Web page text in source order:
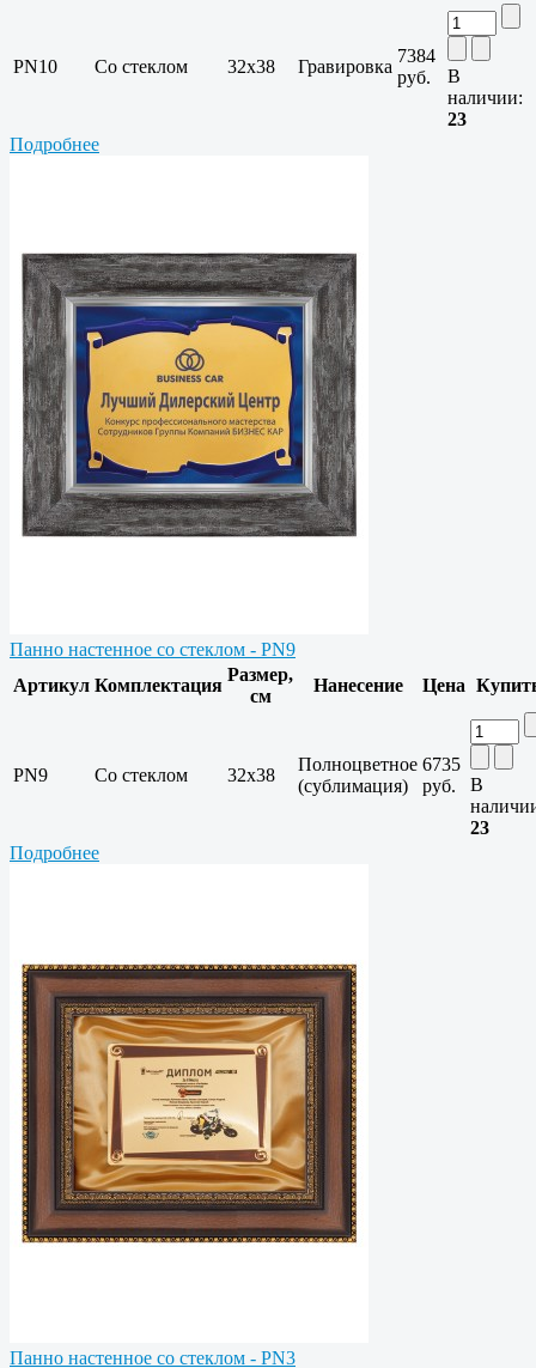
PN10 Со стеклом 32х38 Гравировка
7384
руб.
В
наличии:
23
Подробнее
Панно настенное со стеклом - PN9
Артикул Комплектация
Размер,
см
Нанесение Цена
PN9 Со стеклом 32х38
Полноцветное
(сублимация)
6735
руб.
В
23
Подробнее
Панно настенное со стеклом - PN3